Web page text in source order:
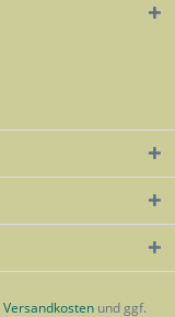
Versandkosten und ggf.